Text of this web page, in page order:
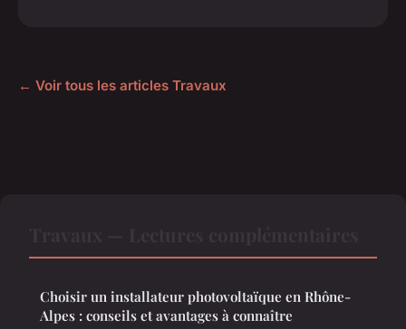
← Voir tous les articles Travaux
Choisir un installateur photovoltaïque en Rhône-
Alpes : conseils et avantages à connaître